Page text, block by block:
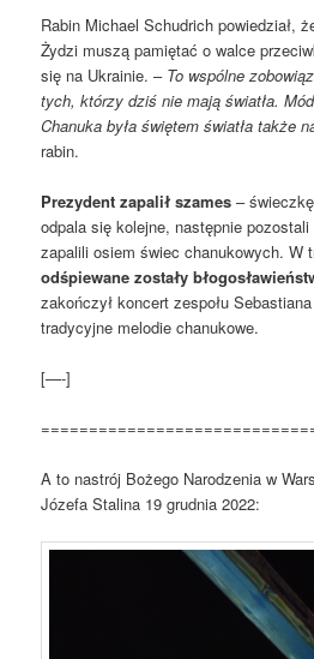
Rabin Michael Schudrich powiedział,
Żydzi muszą pamiętać o walce
się na Ukrainie. –To wspólne
tych, którzy dziś nie mają światła.
Chanuka była świętem światła także
rabin.
Prezydent zapalił szames–
odpala się kolejne, następnie
zapalili osiem świec chanukowych. W
odśpiewane zostały
zakończył koncert zespołu
tradycyjne melodie chanukowe.
[—-]
A to nastrój Bożego Narodzenia w
Józefa Stalina 19 grudnia 2022: